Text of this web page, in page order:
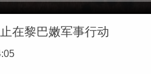
在黎巴嫩军事行动